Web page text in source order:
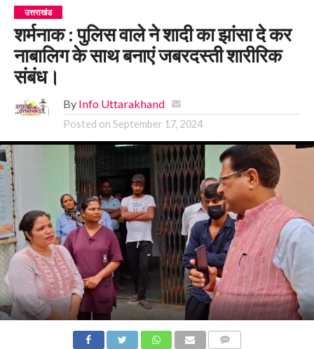
उत्तराखंड
शर्मनाक : पुलिस वाले ने शादी का झांसा दे कर
नाबालिग के साथ बनाएं जबरदस्ती शारीरिक
संबंध।
By Info Uttarakhand
Posted on September 17, 2024